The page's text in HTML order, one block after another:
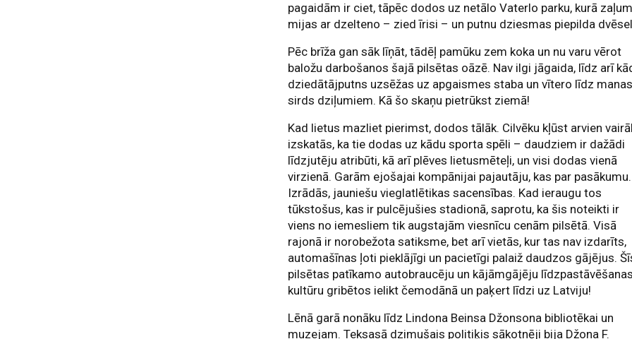
pagaidām ir ciet, tāpēc dodos uz netālo Vaterlo parku, kurā
mijas ar dzelteno – zied īrisi – un putnu dziesmas piepilda
Pēc brīža gan sāk līņāt, tādēļ pamūku zem koka un nu varu vērot
baložu darbošanos šajā pilsētas oāzē. Nav ilgi jāgaida, līdz arī
dziedātājputns uzsēžas uz apgaismes staba un vītero līdz manas
sirds dziļumiem. Kā šo skaņu pietrūkst ziemā!
Kad lietus mazliet pierimst, dodos tālāk. Cilvēku kļūst arvien
izskatās, ka tie dodas uz kādu sporta spēli – daudziem ir dažādi
līdzjutēju atribūti, kā arī plēves lietusmēteļi, un visi dodas vienā
virzienā. Garām ejošajai kompānijai pajautāju, kas par pasākumu.
Izrādās, jauniešu vieglatlētikas sacensības. Kad ieraugu tos
tūkstošus, kas ir pulcējušies stadionā, saprotu, ka šis noteikti ir
viens no iemesliem tik augstajām viesnīcu cenām pilsētā. Visā
rajonā ir norobežota satiksme, bet arī vietās, kur tas nav izdarīts,
automašīnas ļoti pieklājīgi un pacietīgi palaiž daudzos gājējus.
pilsētas patīkamo autobraucēju un kājāmgājēju līdzpastāvēšanas
kultūru gribētos ielikt čemodānā un paķert līdzi uz Latviju!
Lēnā garā nonāku līdz Lindona Beinsa Džonsona bibliotēkai un
muzejam. Teksasā dzimušais politiķis sākotnēji bija Džona F.